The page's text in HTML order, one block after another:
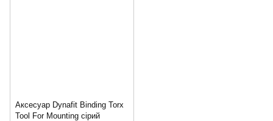
Аксесуар Dynafit Binding Torx
Tool For Mounting сірий